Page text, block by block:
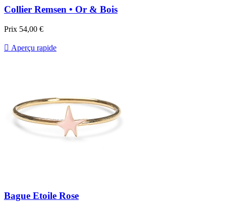
Collier Remsen • Or & Bois
Prix 54,00 €
 Aperçu rapide
Bague Etoile Rose